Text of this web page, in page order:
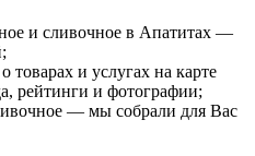
и сливочное в Апатитах —
товарах и услугах на карте
рейтинги и фотографии;
— мы собрали для Вас